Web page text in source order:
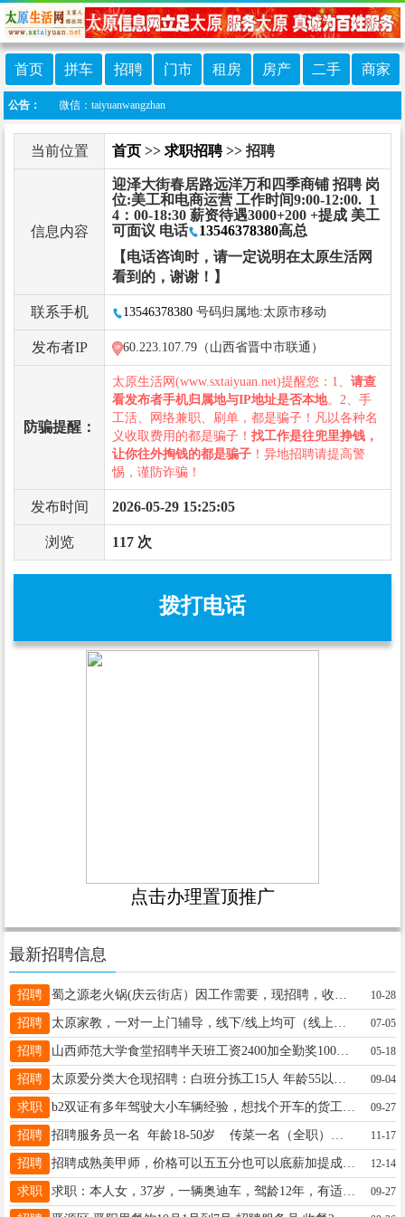
首页 拼车 招聘 门市 租房 房产 二手 商家
公告：
网客服微信：taiyuanwangzhan
当前位置 首页 >> 求职招聘>> 招聘
信息内容
迎泽大街春居路远洋万和四季商铺 招聘 岗
位:美工和电商运营 工作时间9:00-12:00. 1
4：00-18:30 薪资待遇3000+200 +提成 美工
可面议 电话
13546378380高总
【电话咨询时，请一定说明在太原生活网
看到的，谢谢！】
联系手机 13546378380 号码归属地:太原市移动
发布者IP 60.223.107.79（山西省晋中市联通）
防骗提醒：
太原生活网(www.sxtaiyuan.net)提醒您：1、 请查
看发布者手机归属地与IP地址是否本地。2、手
工活、网络兼职、刷单，都是骗子！凡以各种名
义收取费用的都是骗子！ 找工作是往兜里挣钱，
让你往外掏钱的都是骗子 ！异地招聘请提高警
惕，谨防诈骗！
发布时间 2026-05-29 15:25:05
浏览 117 次
拨打电话
点击办理置顶推广
最新招聘信息
招聘 10-28
招聘 07-05
招聘 山西师范大学食堂招聘半天班工资2400加全勤奖100，全天班工资3500加全勤奖2000， 联系电话：18730821883 18235576176 联系时间上午十点前或者是下午四点前 05-18
招聘 09-04
求职 09-27
招聘 11-17
招聘 招聘成熟美甲师，价格可以五五分也可以底薪加提成具体面谈，工作地点千峰南路南内环西街和平公园附近电话15834108289 12-14
求职 求职：本人女，37岁，一辆奥迪车，驾龄12年，有适合的工作联系15234108822 09-27